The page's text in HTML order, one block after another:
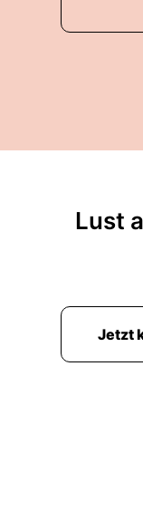
Lust
Jetzt